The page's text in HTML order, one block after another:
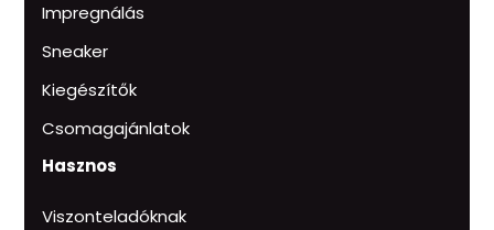
Impregnálás
Sneaker
Kiegészítők
Csomagajánlatok
Hasznos
Viszonteladóknak